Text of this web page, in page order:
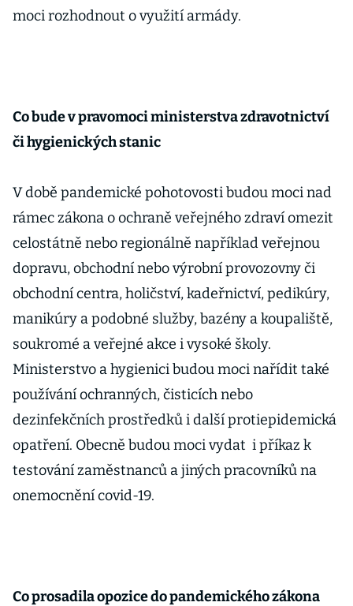
moci rozhodnout o využití armády.
Co bude v pravomoci ministerstva zdravotnictví
či hygienických stanic
V době pandemické pohotovosti budou moci nad
rámec zákona o ochraně veřejného zdraví omezit
celostátně nebo regionálně například veřejnou
dopravu, obchodní nebo výrobní provozovny či
obchodní centra, holičství, kadeřnictví, pedikúry,
manikúry a podobné služby, bazény a koupaliště,
soukromé a veřejné akce i vysoké školy.
Ministerstvo a hygienici budou moci nařídit také
používání ochranných, čisticích nebo
dezinfekčních prostředků i další protiepidemická
opatření. Obecně budou moci vydat i příkaz k
testování zaměstnanců a jiných pracovníků na
onemocnění covid-19.
Co prosadila opozice do pandemického zákona